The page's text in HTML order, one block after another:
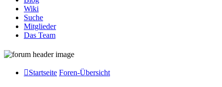
Wiki
Suche
Mitglieder
Das Team
Startseite Foren-Übersicht